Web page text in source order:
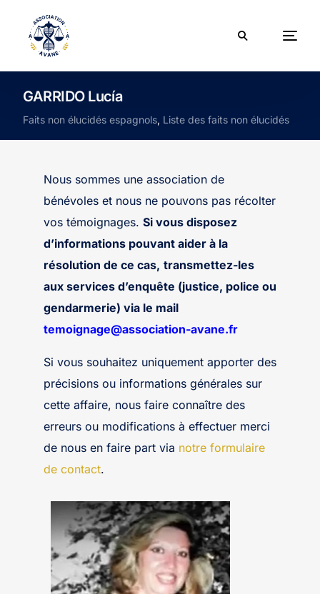
GARRIDO Lucía
Faits non élucidés espagnols, Liste des faits non élucidés
Nous sommes une association de
bénévoles et nous ne pouvons pas récolter
vos témoignages. Si vous disposez
d’informations pouvant aider à la
résolution de ce cas, transmettez-les
aux services d’enquête (justice, police ou
gendarmerie) via le mail
temoignage@association-avane.fr
Si vous souhaitez uniquement apporter des
précisions ou informations générales sur
cette affaire, nous faire connaître des
erreurs ou modifications à effectuer merci
de nous en faire part via notre formulaire
de contact.